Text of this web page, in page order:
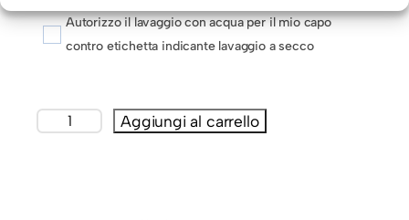
Autorizzo il lavaggio con acqua per il mio capo
contro etichetta indicante lavaggio a secco
Aggiungi al carrello